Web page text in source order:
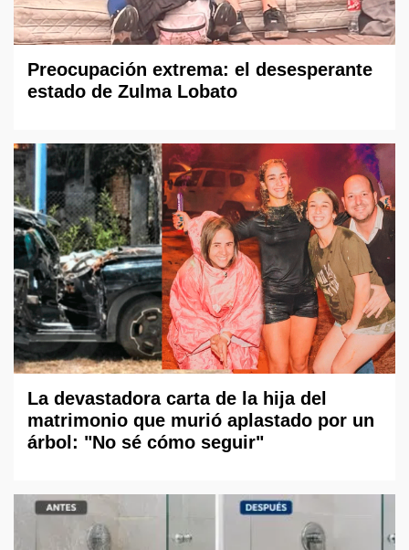
Preocupación extrema: el desesperante
estado de Zulma Lobato
La devastadora carta de la hija del
matrimonio que murió aplastado por un
árbol: "No sé cómo seguir"